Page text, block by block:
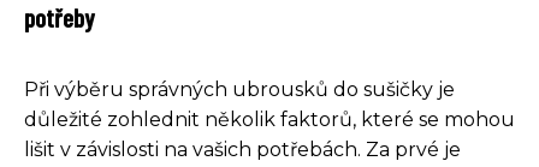
potřeby
Při výběru správných ubrousků do sušičky je
důležité zohlednit několik faktorů, které se mohou
lišit v závislosti na vašich potřebách. Za prvé je